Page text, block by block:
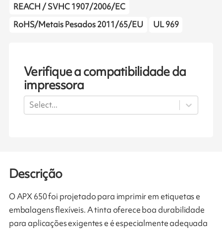
REACH / SVHC 1907/2006/EC
RoHS/Metais Pesados 2011/65/EU
UL 969
Verifique a compatibilidade da
impressora
Select...
Descrição
O APX 650 foi projetado para imprimir em etiquetas e
embalagens flexíveis. A tinta oferece boa durabilidade
para aplicações exigentes e é especialmente adequada